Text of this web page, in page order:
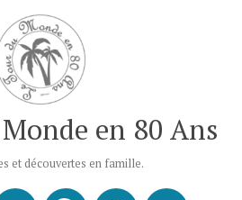
en 80 Ans
et découvertes en famille.